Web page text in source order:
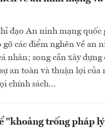
đạo An ninh mạng quốc
các điểm nghẽn về an
nhân; song cần xây dựng
an toàn và thuận lợi của
chính sách...
"khoảng trống pháp